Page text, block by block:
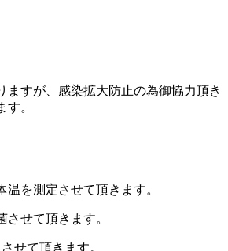
ますが、感染拡大防止の為御協力頂き
す。
温を測定させて頂きます。
させて頂きます。
せて頂きます。